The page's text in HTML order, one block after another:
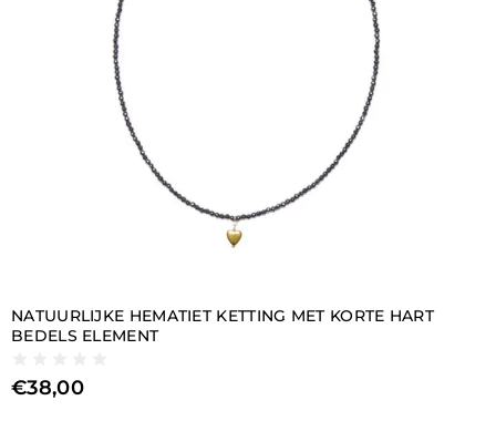
NATUURLIJKE HEMATIET KETTING MET KORTE HART
BEDELS ELEMENT
€38,00